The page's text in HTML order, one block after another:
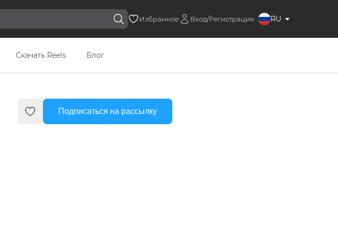
Избранное Вход/Регистрация RU
Скачать Reels Блог
Подписаться на рассылку